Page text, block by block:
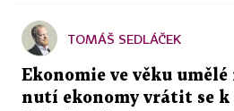
TOMÁŠ SEDLÁČEK
Ekonomie ve věku
nutí ekonomy vrátit se k